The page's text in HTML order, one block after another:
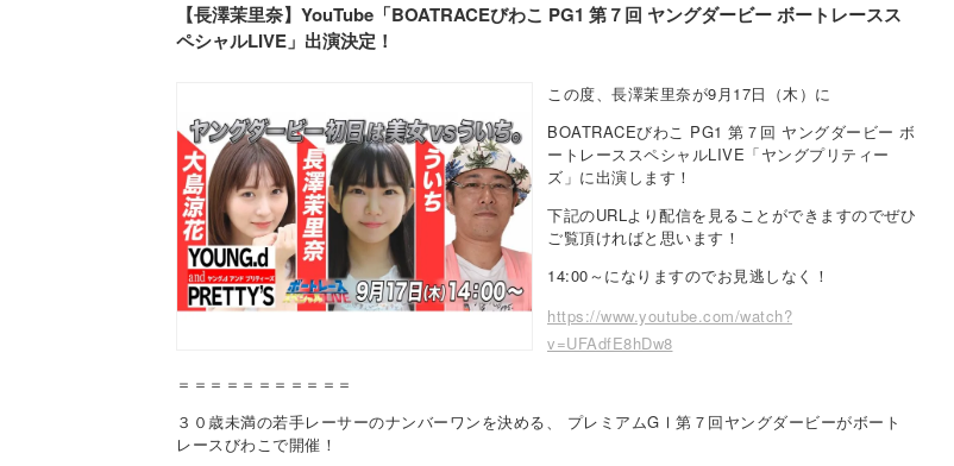
【長澤茉里奈】YouTube「BOATRACEびわこ PG1 第７回 ヤングダービー ボートレースス
ペシャルLIVE」出演決定！
この度、長澤茉里奈が9月17日（木）に
BOATRACEびわこ PG1 第７回 ヤングダービー ボ
ートレーススペシャルLIVE「ヤングプリティー
ズ」に出演します！
下記のURLより配信を見ることができますのでぜひ
ご覧頂ければと思います！
14:00～になりますのでお見逃しなく！
https://www.youtube.com/watch?
v=UFAdfE8hDw8
＝＝＝＝＝＝＝＝＝＝＝
３０歳未満の若手レーサーのナンバーワンを決める、 プレミアムGⅠ第７回ヤングダービーがボート
レースびわこで開催！